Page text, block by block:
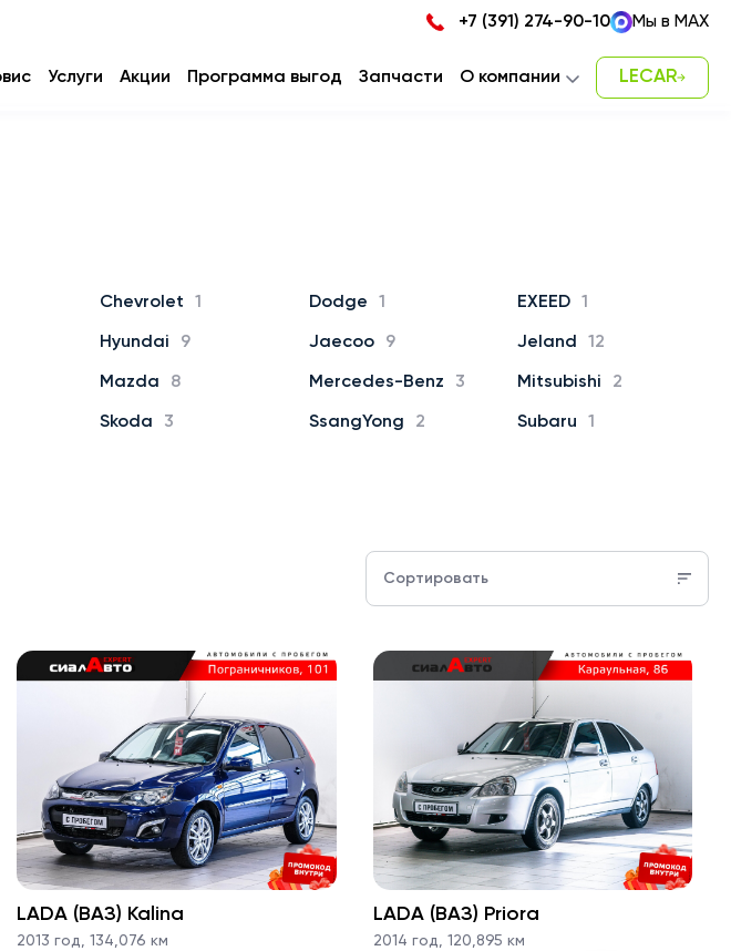
+7 (391) 274-90-10 Мы в MAX
Услуги Акции Программа выгод Запчасти О компании LECAR
Chevrolet 1 Dodge 1 EXEED 1
Hyundai 9 Jaecoo 9 Jeland 12
Mazda 8 Mercedes-Benz 3 Mitsubishi 2
Skoda 3 SsangYong 2 Subaru 1
Сортировать
LADA (ВАЗ) Kalina
2013 год, 134,076 км
LADA (ВАЗ) Priora
2014 год, 120,895 км